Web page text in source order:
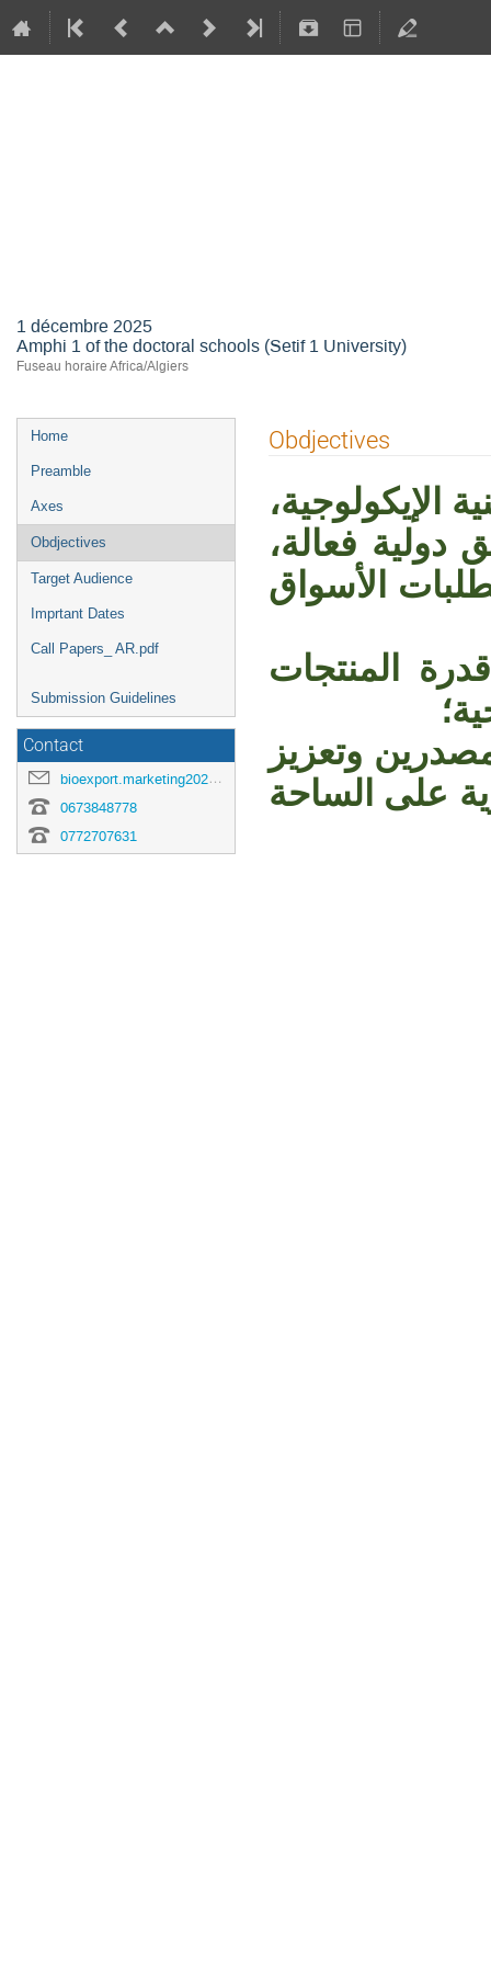
1 décembre 2025
Amphi 1 of the doctoral schools (Setif 1 University)
Fuseau horaire Africa/Algiers
Menu
de
Home
Preamble
Axes
Obdjectives
Target Audience
Imprtant Dates
Call Papers_ AR.pdf
Submission Guidelines
Contact
bioexport.marketing2025@gmail.com
0673848778
0772707631
Obdjectives
الإيكولوجية،
دولية فعالة،
الأسواق
المنتجات
؛
وتعزيز
على الساحة